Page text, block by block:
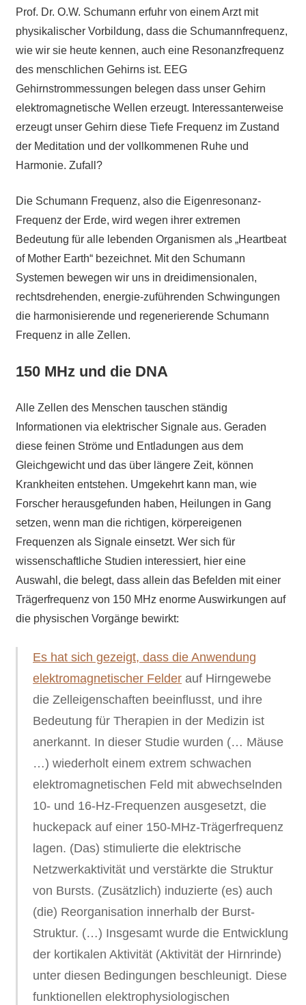
Prof. Dr. O.W. Schumann erfuhr von einem Arzt mit
physikalischer Vorbildung, dass die Schumannfrequenz,
wie wir sie heute kennen, auch eine Resonanzfrequenz
des menschlichen Gehirns ist. EEG
Gehirnstrommessungen belegen dass unser Gehirn
elektromagnetische Wellen erzeugt. Interessanterweise
erzeugt unser Gehirn diese Tiefe Frequenz im Zustand
der Meditation und der vollkommenen Ruhe und
Harmonie. Zufall?
Die Schumann Frequenz, also die Eigenresonanz-
Frequenz der Erde, wird wegen ihrer extremen
Bedeutung für alle lebenden Organismen als „Heartbeat
of Mother Earth“ bezeichnet. Mit den Schumann
Systemen bewegen wir uns in dreidimensionalen,
rechtsdrehenden, energie-zuführenden Schwingungen
die harmonisierende und regenerierende Schumann
Frequenz in alle Zellen.
150 MHz und die DNA
Alle Zellen des Menschen tauschen ständig
Informationen via elektrischer Signale aus. Geraden
diese feinen Ströme und Entladungen aus dem
Gleichgewicht und das über längere Zeit, können
Krankheiten entstehen. Umgekehrt kann man, wie
Forscher herausgefunden haben, Heilungen in Gang
setzen, wenn man die richtigen, körpereigenen
Frequenzen als Signale einsetzt. Wer sich für
wissenschaftliche Studien interessiert, hier eine
Auswahl, die belegt, dass allein das Befelden mit einer
Trägerfrequenz von 150 MHz enorme Auswirkungen auf
die physischen Vorgänge bewirkt:
Es hat sich gezeigt, dass die Anwendung
elektromagnetischer Felder auf Hirngewebe
die Zelleigenschaften beeinflusst, und ihre
Bedeutung für Therapien in der Medizin ist
anerkannt. In dieser Studie wurden (… Mäuse
…) wiederholt einem extrem schwachen
elektromagnetischen Feld mit abwechselnden
10- und 16-Hz-Frequenzen ausgesetzt, die
huckepack auf einer 150-MHz-Trägerfrequenz
lagen. (Das) stimulierte die elektrische
Netzwerkaktivität und verstärkte die Struktur
von Bursts. (Zusätzlich) induzierte (es) auch
(die) Reorganisation innerhalb der Burst-
Struktur. (…) Insgesamt wurde die Entwicklung
der kortikalen Aktivität (Aktivität der Hirnrinde)
unter diesen Bedingungen beschleunigt. Diese
funktionellen elektrophysiologischen